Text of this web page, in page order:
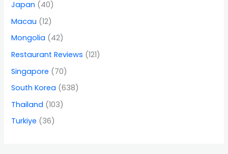
Japan (40)
Macau (12)
Mongolia (42)
Restaurant Reviews (121)
Singapore (70)
South Korea (638)
Thailand (103)
Turkiye (36)